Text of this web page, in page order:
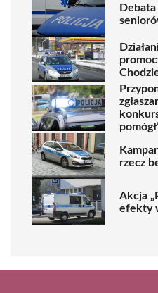
rzecz
Akcja
efekty